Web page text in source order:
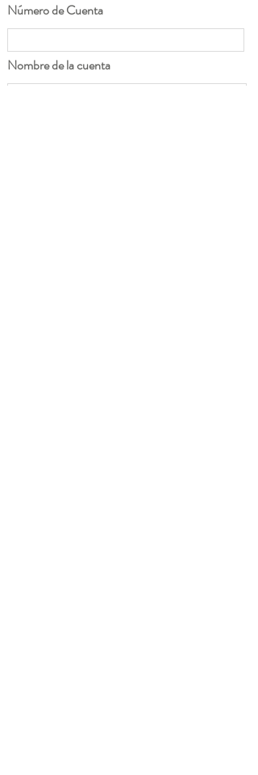
Número de Cuenta
Nombre de la cuenta